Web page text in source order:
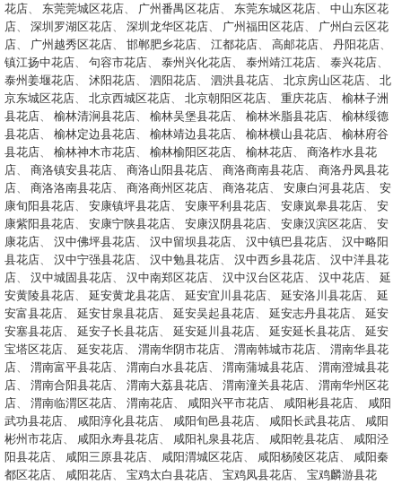
花店、 东莞莞城区花店、 广州番禺区花店、 东莞东城区花店、 中山东区花
店、 深圳罗湖区花店、 深圳龙华区花店、 广州福田区花店、 广州白云区花
店、 广州越秀区花店、 邯郸肥乡花店、 江都花店、 高邮花店、 丹阳花店、
镇江扬中花店、 句容市花店、 泰州兴化花店、 泰州靖江花店、 泰兴花店、
泰州姜堰花店、 沭阳花店、 泗阳花店、 泗洪县花店、 北京房山区花店、 北
京东城区花店、 北京西城区花店、 北京朝阳区花店、 重庆花店、 榆林子洲
县花店、 榆林清涧县花店、 榆林吴堡县花店、 榆林米脂县花店、 榆林绥德
县花店、 榆林定边县花店、 榆林靖边县花店、 榆林横山县花店、 榆林府谷
县花店、 榆林神木市花店、 榆林榆阳区花店、 榆林花店、 商洛柞水县花
店、 商洛镇安县花店、 商洛山阳县花店、 商洛商南县花店、 商洛丹凤县花
店、 商洛洛南县花店、 商洛商州区花店、 商洛花店、 安康白河县花店、 安
康旬阳县花店、 安康镇坪县花店、 安康平利县花店、 安康岚皋县花店、 安
康紫阳县花店、 安康宁陕县花店、 安康汉阴县花店、 安康汉滨区花店、 安
康花店、 汉中佛坪县花店、 汉中留坝县花店、 汉中镇巴县花店、 汉中略阳
县花店、 汉中宁强县花店、 汉中勉县花店、 汉中西乡县花店、 汉中洋县花
店、 汉中城固县花店、 汉中南郑区花店、 汉中汉台区花店、 汉中花店、 延
安黄陵县花店、 延安黄龙县花店、 延安宜川县花店、 延安洛川县花店、 延
安富县花店、 延安甘泉县花店、 延安吴起县花店、 延安志丹县花店、 延安
安塞县花店、 延安子长县花店、 延安延川县花店、 延安延长县花店、 延安
宝塔区花店、 延安花店、 渭南华阴市花店、 渭南韩城市花店、 渭南华县花
店、 渭南富平县花店、 渭南白水县花店、 渭南蒲城县花店、 渭南澄城县花
店、 渭南合阳县花店、 渭南大荔县花店、 渭南潼关县花店、 渭南华州区花
店、 渭南临渭区花店、 渭南花店、 咸阳兴平市花店、 咸阳彬县花店、 咸阳
武功县花店、 咸阳淳化县花店、 咸阳旬邑县花店、 咸阳长武县花店、 咸阳
彬州市花店、 咸阳永寿县花店、 咸阳礼泉县花店、 咸阳乾县花店、 咸阳泾
阳县花店、 咸阳三原县花店、 咸阳渭城区花店、 咸阳杨陵区花店、 咸阳秦
都区花店、 咸阳花店、 宝鸡太白县花店、 宝鸡凤县花店、 宝鸡麟游县花